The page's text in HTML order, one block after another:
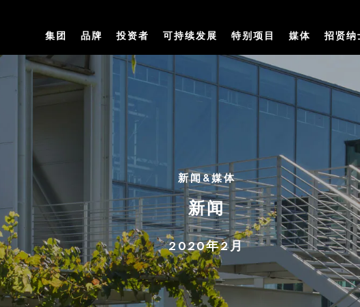
集团 品牌 投资者 可持续发展 特别项目 媒体 招贤纳
新闻&媒体
新闻
2020年2月